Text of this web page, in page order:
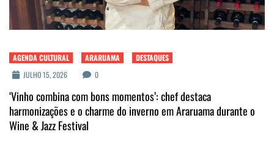
AGENDA CULTURAL ARARUAMA
DESTAQUES
JULHO 15, 2026
0
‘Vinho combina com bons momentos’: chef destaca
harmonizações e o charme do inverno em Araruama durante o
Wine & Jazz Festival